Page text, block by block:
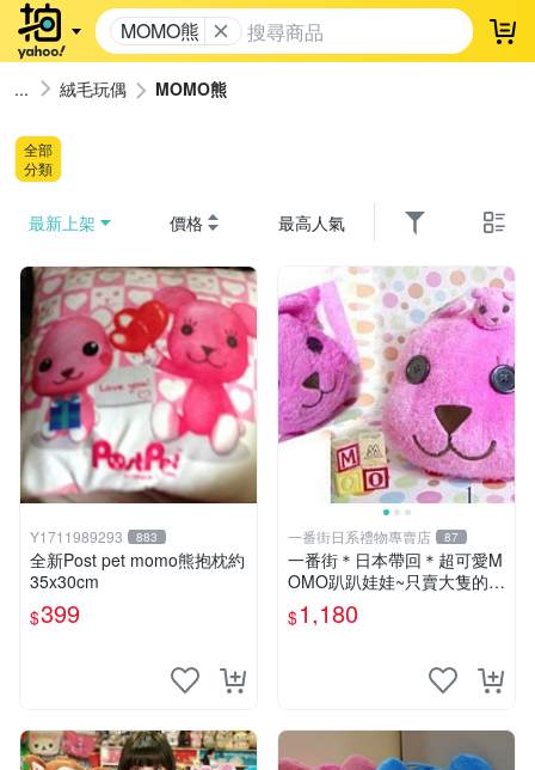
MOMO熊 登
絨毛玩偶 MOMO熊
全部
分類
最新上架 價格 最高人氣
Y1711989293 883
全新Post pet momo熊抱枕約
35x30cm
$399
一番街日系禮物專賣店 87
一番街＊日本帶回＊超可愛M
OMO趴趴娃娃~只賣大隻的1
號~單隻價～生日禮物
$1,180